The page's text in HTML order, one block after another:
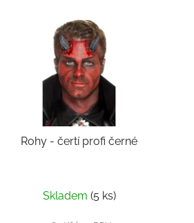
Rohy - čertí profi černé
Skladem (5 ks)